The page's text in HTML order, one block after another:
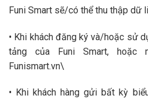
Funi Smart sẽ/có thể thu thập dữ
• Khi khách đăng ký và/hoặc sử
tảng của Funi Smart,
Funismart.vn\
• Khi khách hàng gửi bất kỳ